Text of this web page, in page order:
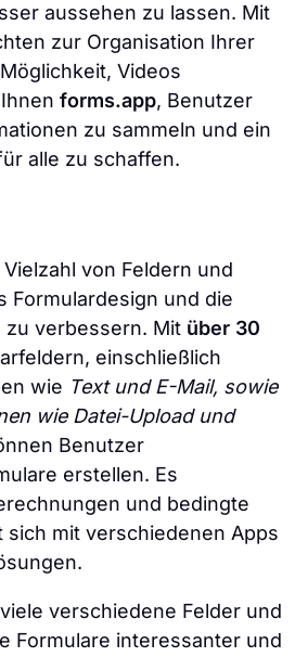
aussehen zu lassen. Mit
zur Organisation Ihrer
Videos
forms.app, Benutzer
zu sammeln und ein
alle zu schaffen.
von Feldern und
Formulardesign und die
verbessern. Mit über 30
einschließlich
wie Text und E-Mail, sowie
wie Datei-Upload und
Benutzer
erstellen. Es
und bedingte
sich mit verschiedenen Apps
verschiedene Felder und
Formulare interessanter und